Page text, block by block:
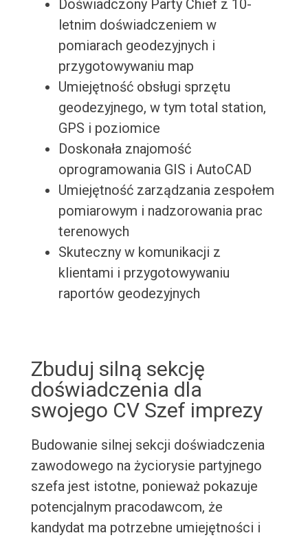
Doświadczony Party Chief z 10-
letnim doświadczeniem w
pomiarach geodezyjnych i
przygotowywaniu map
Umiejętność obsługi sprzętu
geodezyjnego, w tym total station,
GPS i poziomice
Doskonała znajomość
oprogramowania GIS i AutoCAD
Umiejętność zarządzania zespołem
pomiarowym i nadzorowania prac
terenowych
Skuteczny w komunikacji z
klientami i przygotowywaniu
raportów geodezyjnych
Zbuduj silną sekcję
doświadczenia dla
swojego CV Szef imprezy
Budowanie silnej sekcji doświadczenia
zawodowego na życiorysie partyjnego
szefa jest istotne, ponieważ pokazuje
potencjalnym pracodawcom, że
kandydat ma potrzebne umiejętności i